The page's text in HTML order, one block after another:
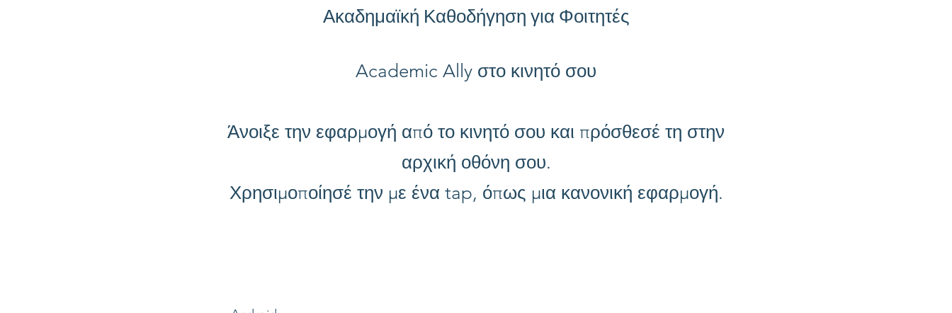
Ακαδημαϊκή Καθοδήγηση για Φοιτητές
Academic Ally στο κινητό σου
Άνοιξε την εφαρμογή από το κινητό σου και πρόσθεσέ τη στην
αρχική οθόνη σου.
Χρησιμοποίησέ την με ένα tap, όπως μια κανονική εφαρμογή.